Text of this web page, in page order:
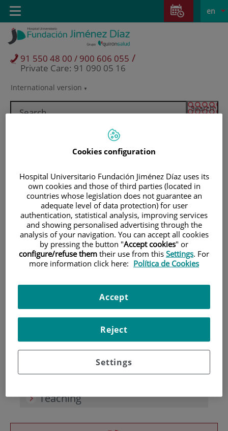
Jump to content
Jump
content
Language
selector
Active
en
International version
91 550 48 00 / 900 606 055 /
Private Care: 91 090 05 16
Toggle
navigation
Patients and visitors
Research
Teaching
Cookies configuration
Hospital Universitario Fundación Jiménez Díaz uses its
own cookies and those of third parties (located in
countries whose legislation does not guarantee an
adequate level of data protection) for user
authentication, statistical analysis, improving services
and showing personalised advertising through the
analysis of your navigation. You can accept all cookies
by pressing the button "Accept cookies" or
configure/refuse them their use from this Settings. For
more information click here: Política de Cookies
Settings
Reject
Accept